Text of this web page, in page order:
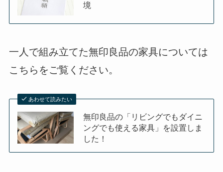
境
一人で組み立てた無印良品の家具については
こちらをご覧ください。
あわせて読みたい
無印良品の「リビングでもダイニ
ングでも使える家具」を設置しま
した！